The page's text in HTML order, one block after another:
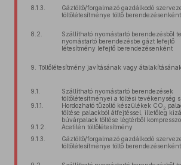
8.1.3.
Gáztöltő/forgalmazó gazdálkodó
töltőlétesítménye töltő berendezésenként
8.2.
Szállítható nyomástartó berendezésből
nyomástartó berendezésbe gázt lefejtő
létesítmény lefejtő berendezésenként
9. Töltőlétesítmény javításának vagy
9.1.
Szállítható nyomástartó berendezések
töltőlétesítményei a töltési tevékenység
9.1.1.
Hordozható tűzoltó készülékek CO2
töltése palackból átfejtéssel, illetőleg
búvárpalack töltése légtérből
9.1.2. Acetilén töltőlétesítmény
9.1.3.
Gáztöltő/forgalmazó gazdálkodó
töltőlétesítménye töltő berendezésenként